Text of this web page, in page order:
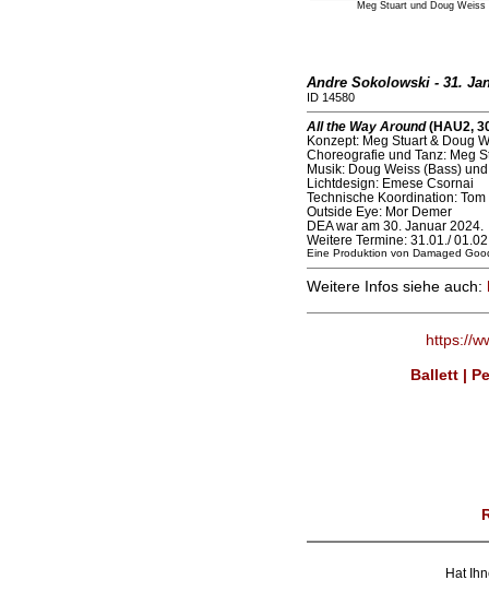
Meg Stuart und Doug
Andre Sokolowski - 31.
ID 14580
All the Way Around(HAU2,
Konzept: Meg Stuart & Doug
Choreografie und Tanz: Meg
Musik: Doug Weiss (Bass)
Lichtdesign: Emese Csornai
Technische Koordination:
Outside Eye: Mor Demer
DEA war am 30. Januar 2024.
Weitere Termine: 31.01./
Eine Produktion von Damaged
Weitere Infos siehe auch:
https://
Ballett |
Hat